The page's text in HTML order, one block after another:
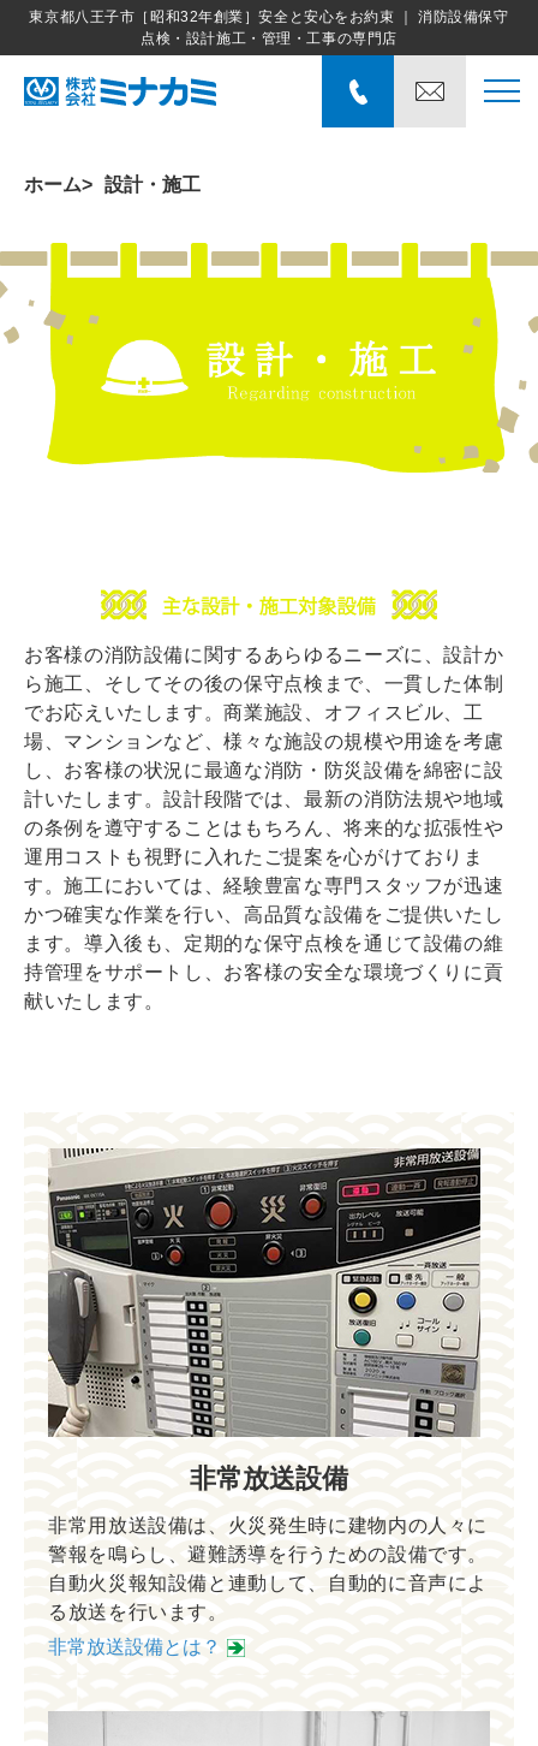
東京都八王子市［昭和32年創業］安全と安心をお約束 ｜ 消防設備保守
点検・設計施工・管理・工事の専門店
ホーム 設計・施工
お客様の消防設備に関するあらゆるニーズに、設計か
ら施工、そしてその後の保守点検まで、一貫した体制
でお応えいたします。商業施設、オフィスビル、工
場、マンションなど、様々な施設の規模や用途を考慮
し、お客様の状況に最適な消防・防災設備を綿密に設
計いたします。設計段階では、最新の消防法規や地域
の条例を遵守することはもちろん、将来的な拡張性や
運用コストも視野に入れたご提案を心がけておりま
す。施工においては、経験豊富な専門スタッフが迅速
かつ確実な作業を行い、高品質な設備をご提供いたし
ます。導入後も、定期的な保守点検を通じて設備の維
持管理をサポートし、お客様の安全な環境づくりに貢
献いたします。
非常放送設備
非常用放送設備は、火災発生時に建物内の人々に
警報を鳴らし、避難誘導を行うための設備です。
自動火災報知設備と連動して、自動的に音声によ
る放送を行います。
非常放送設備とは？